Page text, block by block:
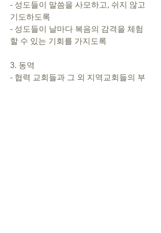
- 성도들이 말씀을 사모하고, 쉬지 않고
기도하도록
- 성도들이 날마다 복음의 감격을 체험
할 수 있는 기회를 가지도록
3. 동역
- 협력 교회들과 그 외 지역교회들의 부